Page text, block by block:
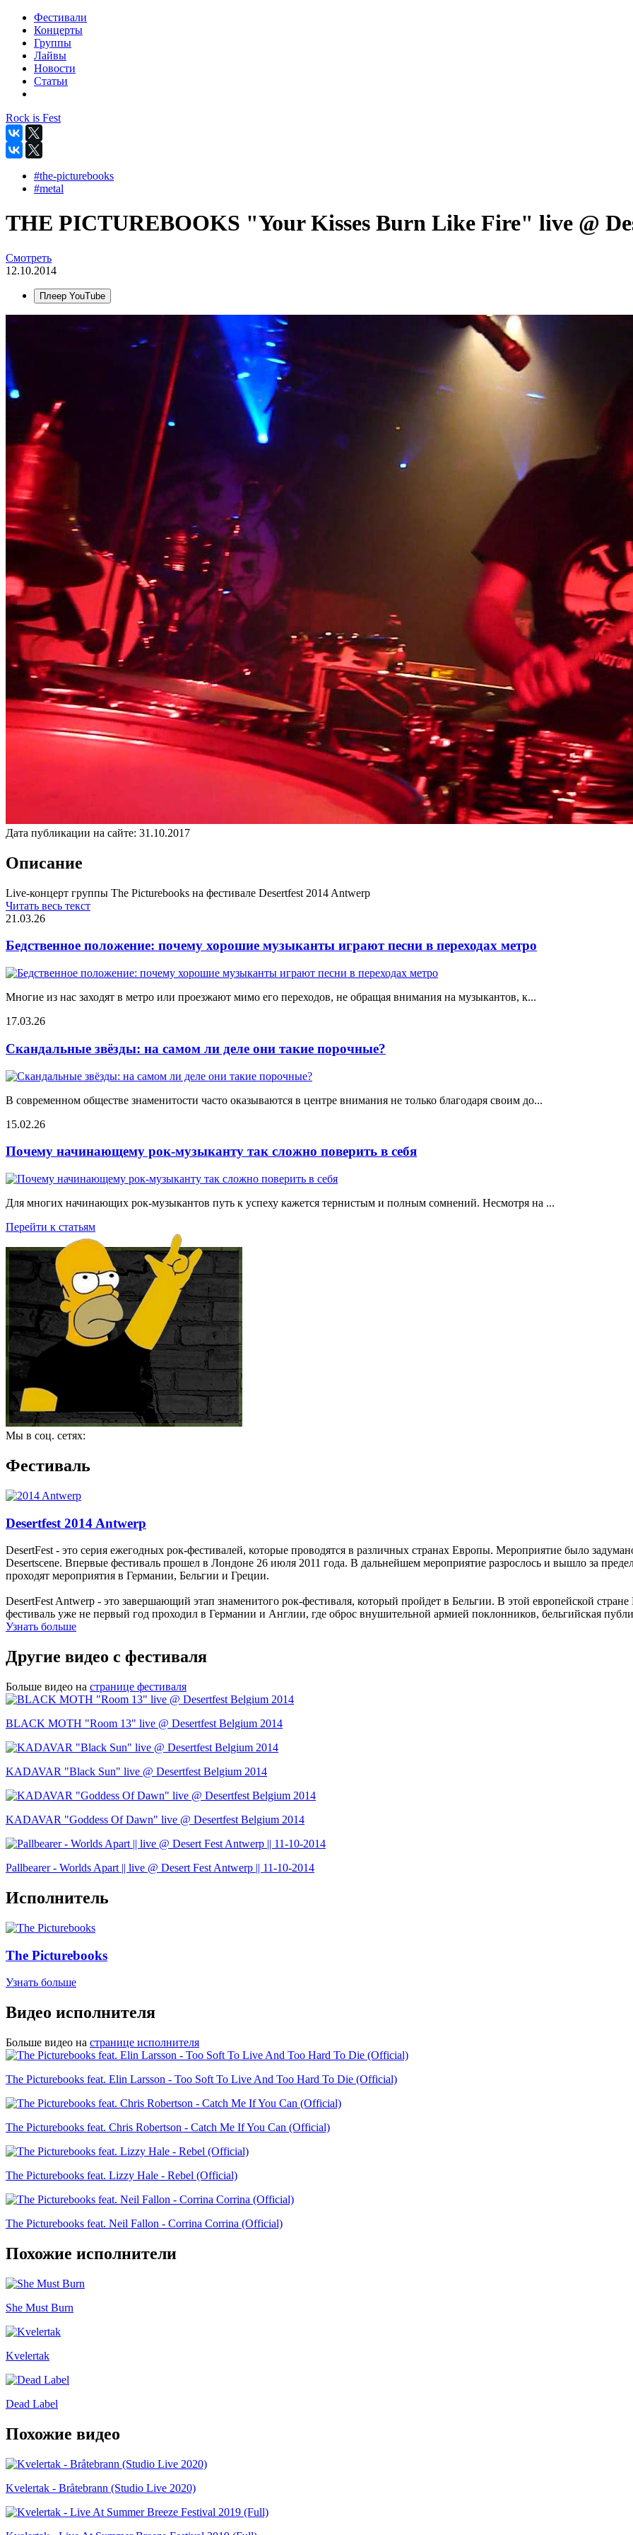
Фестивали
Концерты
Группы
Лайвы
Новости
Статьи
Rock is Fest
#the-picturebooks
#metal
THE PICTUREBOOKS "Your Kisses Burn Like Fire" live @
Смотреть
12.10.2014
Плеер YouTube
Дата публикации на сайте: 31.10.2017
Описание
Live-концерт группы The Picturebooks на фестивале Desertfest 2014 Antwerp
Читать весь текст
21.03.26
Бедственное положение: почему хорошие музыканты играют песни в переходах метро
Многие из нас заходят в метро или проезжают мимо его переходов, не обращая внимания на музыкантов, к...
17.03.26
Скандальные звёзды: на самом ли деле они такие порочные?
В современном обществе знаменитости часто оказываются в центре внимания не только благодаря своим до...
15.02.26
Почему начинающему рок-музыканту так сложно поверить в себя
Для многих начинающих рок-музыкантов путь к успеху кажется тернистым и полным сомнений. Несмотря на ...
Перейти к статьям
Мы в соц. сетях:
Фестиваль
Desertfest 2014 Antwerp
DesertFest - это серия ежегодных рок-фестивалей, которые проводятся в различных странах Европы. Мероприятие было
Desertscene. Впервые фестиваль прошел в Лондоне 26 июля 2011 года. В дальнейшем мероприятие разрослось и вышло за
проходят мероприятия в Германии, Бельгии и Греции.
DesertFest Antwerp - это завершающий этап знаменитого рок-фестиваля, который пройдет в Бельгии. В этой европейской
фестиваль уже не первый год проходил в Германии и Англии, где оброс внушительной армией поклонников, бельгийская
Узнать больше
Другие видео с фестиваля
Больше видео на странице фестиваля
BLACK MOTH "Room 13" live @ Desertfest Belgium 2014
KADAVAR "Black Sun" live @ Desertfest Belgium 2014
KADAVAR "Goddess Of Dawn" live @ Desertfest Belgium 2014
Pallbearer - Worlds Apart || live @ Desert Fest Antwerp || 11-10-2014
Исполнитель
The Picturebooks
Узнать больше
Видео исполнителя
Больше видео на странице исполнителя
The Picturebooks feat. Elin Larsson - Too Soft To Live And Too Hard To Die (Official)
The Picturebooks feat. Chris Robertson - Catch Me If You Can (Official)
The Picturebooks feat. Lizzy Hale - Rebel (Official)
The Picturebooks feat. Neil Fallon - Corrina Corrina (Official)
Похожие исполнители
She Must Burn
Kvelertak
Dead Label
Похожие видео
Kvelertak - Bråtebrann (Studio Live 2020)